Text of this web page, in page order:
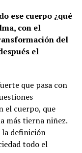
ese cuerpo ¿qué
con el
del
el
que pasa con
el cuerpo, que
más tierna niñez.
la definición
todo el